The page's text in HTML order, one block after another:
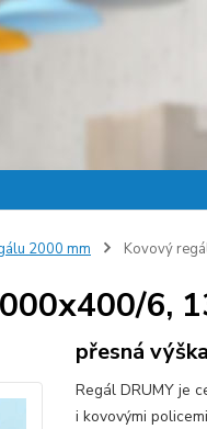
2000 mm Kovový
6,
přesná
Regál DRUMY je
i kovovými